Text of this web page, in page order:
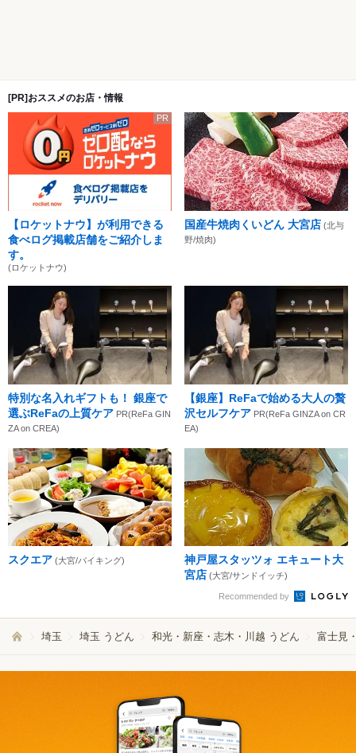
[PR]おススメのお店・情報
PR
【ロケットナウ】が利用できる
食べログ掲載店舗をご紹介しま
す。
(ロケットナウ)
国産牛焼肉くいどん 大宮店 (北与
野/焼肉)
特別な名入れギフトも！ 銀座で
選ぶReFaの上質ケア PR(ReFa GIN
ZA on CREA)
【銀座】ReFaで始める大人の贅
沢セルフケア PR(ReFa GINZA on CR
EA)
スクエア (大宮/バイキング)
神戸屋スタッツォ エキュート大
宮店 (大宮/サンドイッチ)
Recommended by
埼玉 埼玉 うどん 和光・新座・志木・川越 うどん 富士見